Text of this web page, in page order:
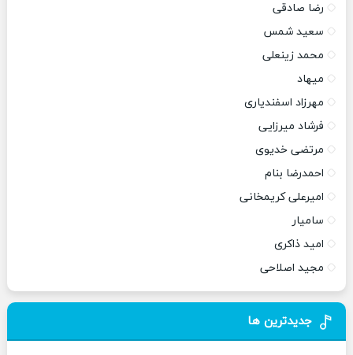
رضا صادقی
سعید شمس
محمد زینعلی
میهاد
مهرزاد اسفندیاری
فرشاد میرزایی
مرتضی خدیوی
احمدرضا بنام
امیرعلی کریمخانی
سامیار
امید ذاکری
مجید اصلاحی
جدیدترین ها